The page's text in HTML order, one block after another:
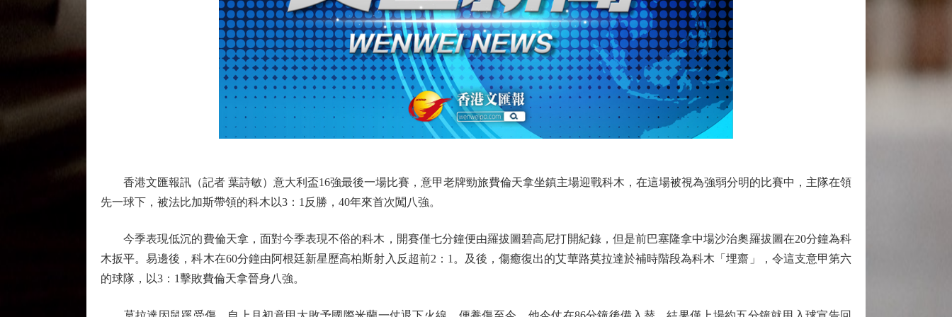
香港文匯報訊（記者 葉詩敏）意大利盃16強最後一場比賽，意甲老牌勁旅費倫天拿坐鎮主場迎戰科木，在這場被視為強弱分明的比賽中，主隊在領
先一球下，被法比加斯帶領的科木以3：1反勝，40年來首次闖八強。
今季表現低沉的費倫天拿，面對今季表現不俗的科木，開賽僅七分鐘便由羅拔圖碧高尼打開紀錄，但是前巴塞隆拿中場沙治奧羅拔圖在20分鐘為科
木扳平。易邊後，科木在60分鐘由阿根廷新星歷高柏斯射入反超前2：1。及後，傷癒復出的艾華路莫拉達於補時階段為科木「埋齋」，令這支意甲第六
的球隊，以3：1擊敗費倫天拿晉身八強。